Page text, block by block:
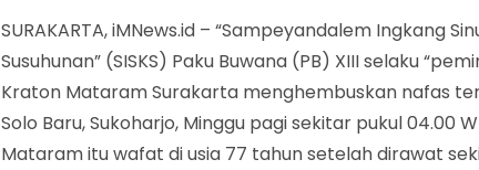
SURAKARTA, iMNews.id – “Sampeyandalem Ingkang
Susuhunan” (SISKS) Paku Buwana (PB) XIII selaku
Kraton Mataram Surakarta menghembuskan nafas
Solo Baru, Sukoharjo, Minggu pagi sekitar pukul 04.00
Mataram itu wafat di usia 77 tahun setelah dirawat